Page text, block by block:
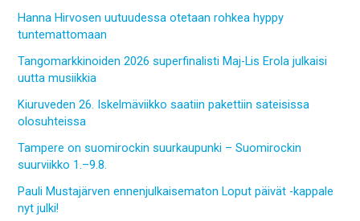
Hanna Hirvosen uutuudessa otetaan rohkea hyppy
tuntemattomaan
Tangomarkkinoiden 2026 superfinalisti Maj-Lis Erola julkaisi
uutta musiikkia
Kiuruveden 26. Iskelmäviikko saatiin pakettiin sateisissa
olosuhteissa
Tampere on suomirockin suurkaupunki – Suomirockin
suurviikko 1.–9.8.
Pauli Mustajärven ennenjulkaisematon Loput päivät -kappale
nyt julki!